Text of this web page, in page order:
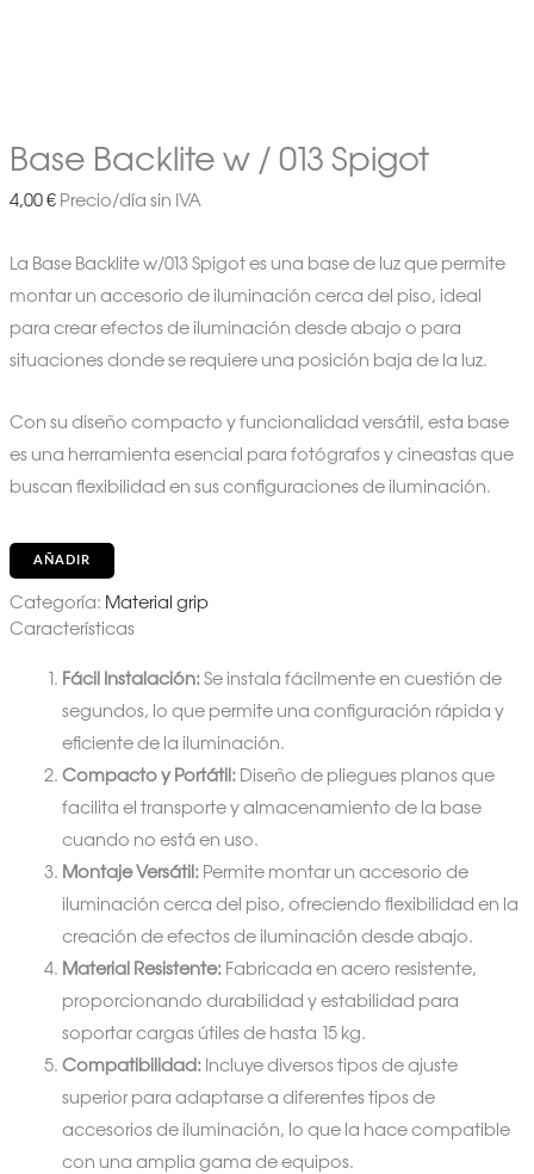
Base Backlite w / 013 Spigot
4,00€ Precio/día sin IVA
La Base Backlite w/013 Spigot es una base de luz que permite
montar un accesorio de iluminación cerca del piso, ideal
para crear efectos de iluminación desde abajo o para
situaciones donde se requiere una posición baja de la luz.
Con su diseño compacto y funcionalidad versátil, esta base
es una herramienta esencial para fotógrafos y cineastas que
buscan flexibilidad en sus configuraciones de iluminación.
AÑADIR
Categoría: Material grip
Características
Fácil Instalación: Se instala fácilmente en cuestión de
segundos, lo que permite una configuración rápida y
eficiente de la iluminación.
Compacto y Portátil: Diseño de pliegues planos que
facilita el transporte y almacenamiento de la base
cuando no está en uso.
Montaje Versátil: Permite montar un accesorio de
iluminación cerca del piso, ofreciendo flexibilidad en la
creación de efectos de iluminación desde abajo.
Material Resistente: Fabricada en acero resistente,
proporcionando durabilidad y estabilidad para
soportar cargas útiles de hasta 15 kg.
Compatibilidad: Incluye diversos tipos de ajuste
superior para adaptarse a diferentes tipos de
accesorios de iluminación, lo que la hace compatible
con una amplia gama de equipos.